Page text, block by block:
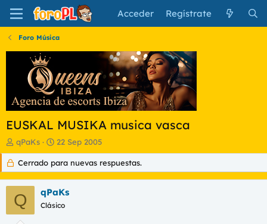
Acceder Regístrate
Foro Música
EUSKAL MUSIKA musica vasca
I
n
c
i
a
d
o
qPaKs
F
e
c
h
d
e
22 Sep 2005
Cerrado para nuevas respuestas.
Q qPaKs
Clásico